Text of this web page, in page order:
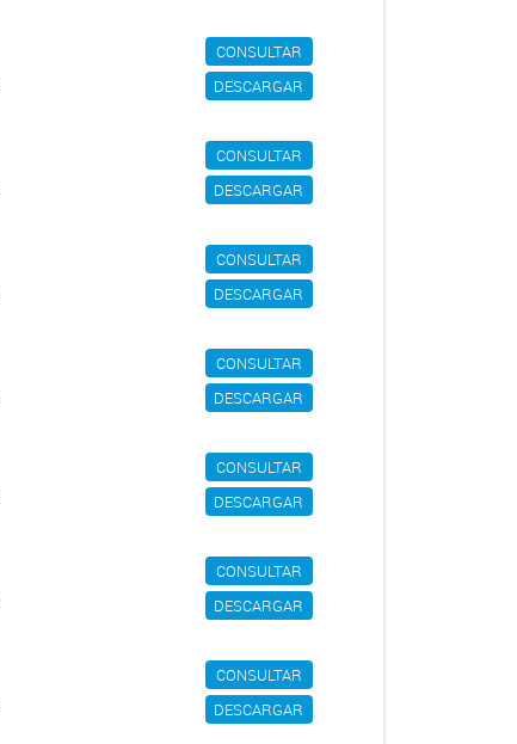
CONSULTAR
DESCARGAR
CONSULTAR
DESCARGAR
CONSULTAR
DESCARGAR
CONSULTAR
DESCARGAR
CONSULTAR
DESCARGAR
CONSULTAR
DESCARGAR
CONSULTAR
DESCARGAR